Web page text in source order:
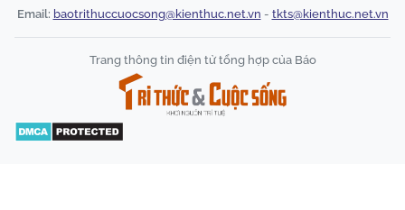
Email: baotrithuccuocsong@kienthuc.net.vn - tkts@kienthuc.net.vn
Trang thông tin điện tử tổng hợp của Báo